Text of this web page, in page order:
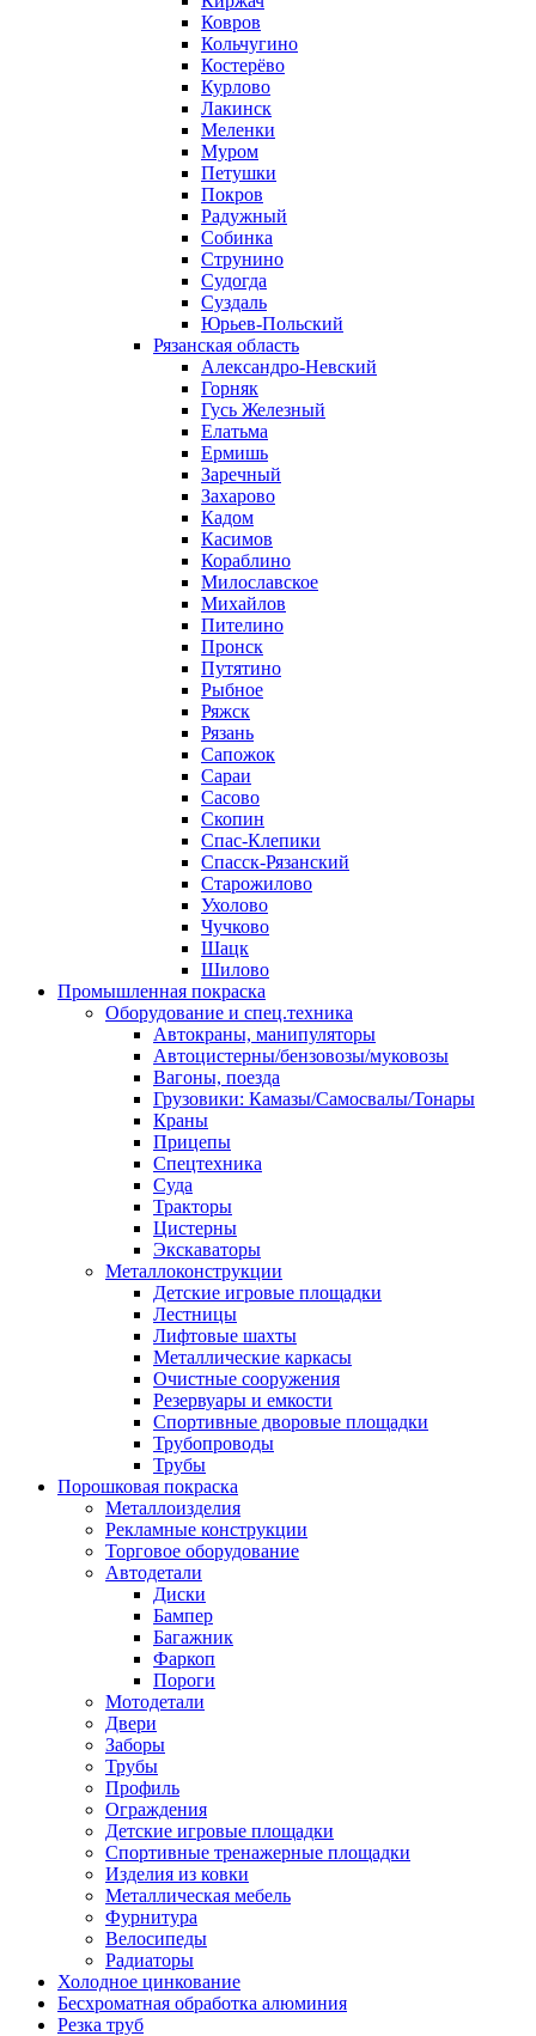
Ковров
Кольчугино
Костерёво
Курлово
Лакинск
Меленки
Муром
Петушки
Покров
Радужный
Собинка
Струнино
Судогда
Суздаль
Юрьев-Польский
Рязанская область
Александро-Невский
Горняк
Гусь Железный
Елатьма
Ермишь
Заречный
Захарово
Кадом
Касимов
Кораблино
Милославское
Михайлов
Пителино
Пронск
Путятино
Рыбное
Ряжск
Рязань
Сапожок
Сараи
Сасово
Скопин
Спас-Клепики
Спасск-Рязанский
Старожилово
Ухолово
Чучково
Шацк
Шилово
Промышленная покраска
Оборудование и спец.техника
Автокраны, манипуляторы
Автоцистерны/бензовозы/муковозы
Вагоны, поезда
Грузовики: Камазы/Самосвалы/Тонары
Краны
Прицепы
Спецтехника
Суда
Тракторы
Цистерны
Экскаваторы
Металлоконструкции
Детские игровые площадки
Лестницы
Лифтовые шахты
Металлические каркасы
Очистные сооружения
Резервуары и емкости
Спортивные дворовые площадки
Трубопроводы
Трубы
Порошковая покраска
Металлоизделия
Рекламные конструкции
Торговое оборудование
Автодетали
Диски
Бампер
Багажник
Фаркоп
Пороги
Мотодетали
Двери
Заборы
Трубы
Профиль
Ограждения
Детские игровые площадки
Спортивные тренажерные площадки
Изделия из ковки
Металлическая мебель
Фурнитура
Велосипеды
Радиаторы
Холодное цинкование
Бесхроматная обработка алюминия
Резка труб